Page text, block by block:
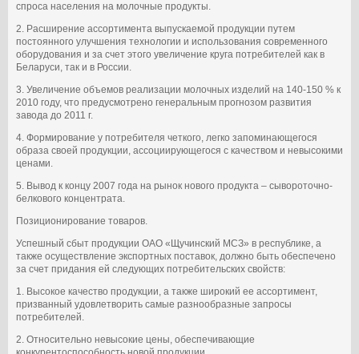
спроса населения на молочные продукты.
2. Расширение ассортимента выпускаемой продукции путем
постоянного улучшения технологии и использования современного
оборудования и за счет этого увеличение круга потребителей как в
Беларуси, так и в России.
3. Увеличение объемов реализации молочных изделий на 140-150 % к
2010 году, что предусмотрено генеральным прогнозом развития
завода до 2011 г.
4. Формирование у потребителя четкого, легко запоминающегося
образа своей продукции, ассоциирующегося с качеством и невысокими
ценами.
5. Вывод к концу 2007 года на рынок нового продукта – сывороточно-
белкового концентрата.
Позиционирование товаров.
Успешный сбыт продукции ОАО «Щучинский МСЗ» в республике, а
также осуществление экспортных поставок, должно быть обеспечено
за счет придания ей следующих потребительских свойств:
1. Высокое качество продукции, а также широкий ее ассортимент,
призванный удовлетворить самые разнообразные запросы
потребителей.
2. Относительно невысокие цены, обеспечивающие